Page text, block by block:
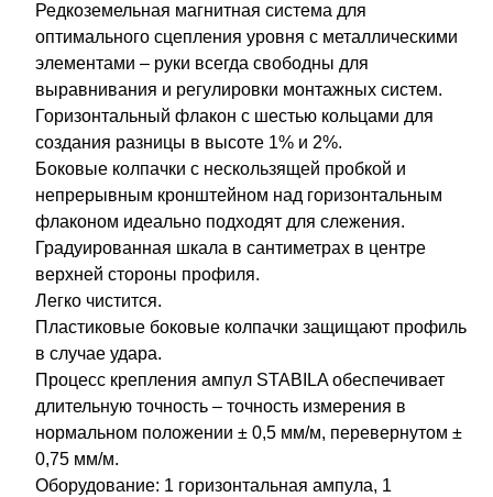
Редкоземельная магнитная система для
оптимального сцепления уровня с металлическими
элементами – руки всегда свободны для
выравнивания и регулировки монтажных систем.
Горизонтальный флакон с шестью кольцами для
создания разницы в высоте 1% и 2%.
Боковые колпачки с нескользящей пробкой и
непрерывным кронштейном над горизонтальным
флаконом идеально подходят для слежения.
Градуированная шкала в сантиметрах в центре
верхней стороны профиля.
Легко чистится.
Пластиковые боковые колпачки защищают профиль
в случае удара.
Процесс крепления ампул STABILA обеспечивает
длительную точность – точность измерения в
нормальном положении ± 0,5 мм/м, перевернутом ±
0,75 мм/м.
Оборудование: 1 горизонтальная ампула, 1